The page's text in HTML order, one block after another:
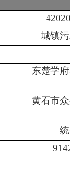
42020
城镇
东楚学
黄石市